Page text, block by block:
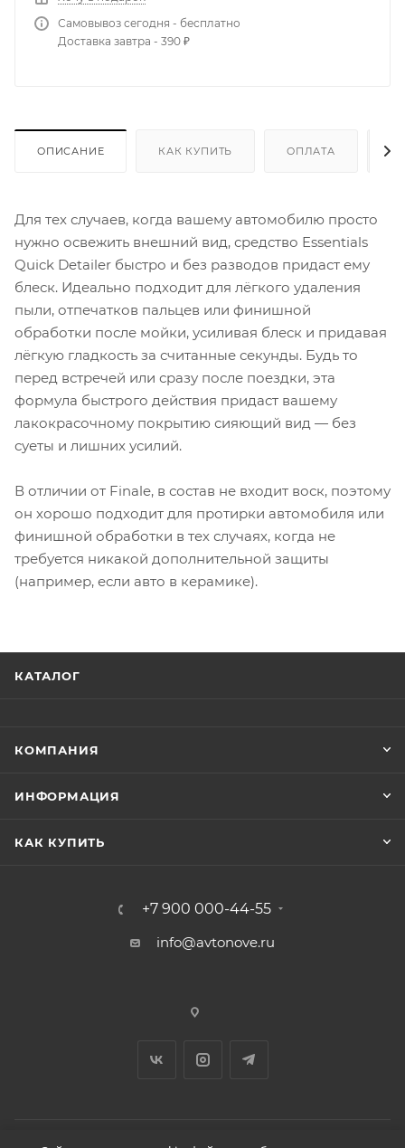
Самовывоз сегодня - бесплатно
Доставка завтра - 390 ₽
ОПИСАНИЕ КАК КУПИТЬ ОПЛАТА
Для тех случаев, когда вашему автомобилю просто
нужно освежить внешний вид, средство Essentials
Quick Detailer быстро и без разводов придаст ему
блеск. Идеально подходит для лёгкого удаления
пыли, отпечатков пальцев или финишной
обработки после мойки, усиливая блеск и придавая
лёгкую гладкость за считанные секунды. Будь то
перед встречей или сразу после поездки, эта
формула быстрого действия придаст вашему
лакокрасочному покрытию сияющий вид — без
суеты и лишних усилий.
В отличии от Finale, в состав не входит воск, поэтому
он хорошо подходит для протирки автомобиля или
финишной обработки в тех случаях, когда не
требуется никакой дополнительной защиты
(например, если авто в керамике).
КАТАЛОГ
КОМПАНИЯ
ИНФОРМАЦИЯ
КАК КУПИТЬ
+7 900 000-44-55
info@avtonove.ru